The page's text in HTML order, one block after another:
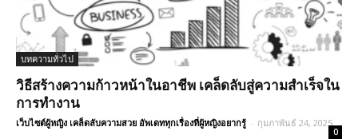
บทความทั่วไป
วิธีสร้างความก้าวหน้าในอาชีพ เคล็ดลับสู่ความสำเร็จใน
การทำงาน
เว็บไซต์ผู้หญิง เคล็ดลับความสวย อัพเดททุกเรื่องที่ผู้หญิงอยากรู้ - กุมภาพันธ์ 24, 2025
0